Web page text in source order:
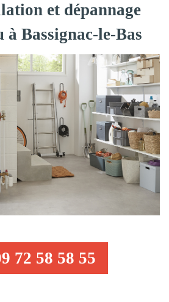
et dépannage
à Bassignac-le-Bas
72 58 58 55